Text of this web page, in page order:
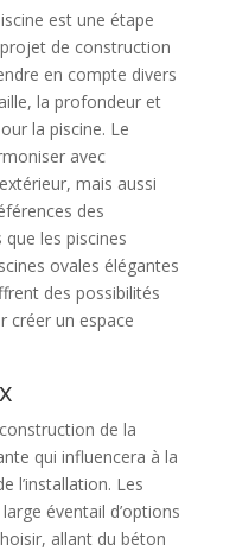
est une étape
de construction
en compte divers
la profondeur et
la piscine. Le
avec
mais aussi
des
les piscines
ovales élégantes
des possibilités
créer un espace
de la
qui influencera à la
l’installation. Les
éventail d’options
allant du béton